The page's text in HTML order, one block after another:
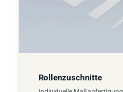
Rollenzuschnitte